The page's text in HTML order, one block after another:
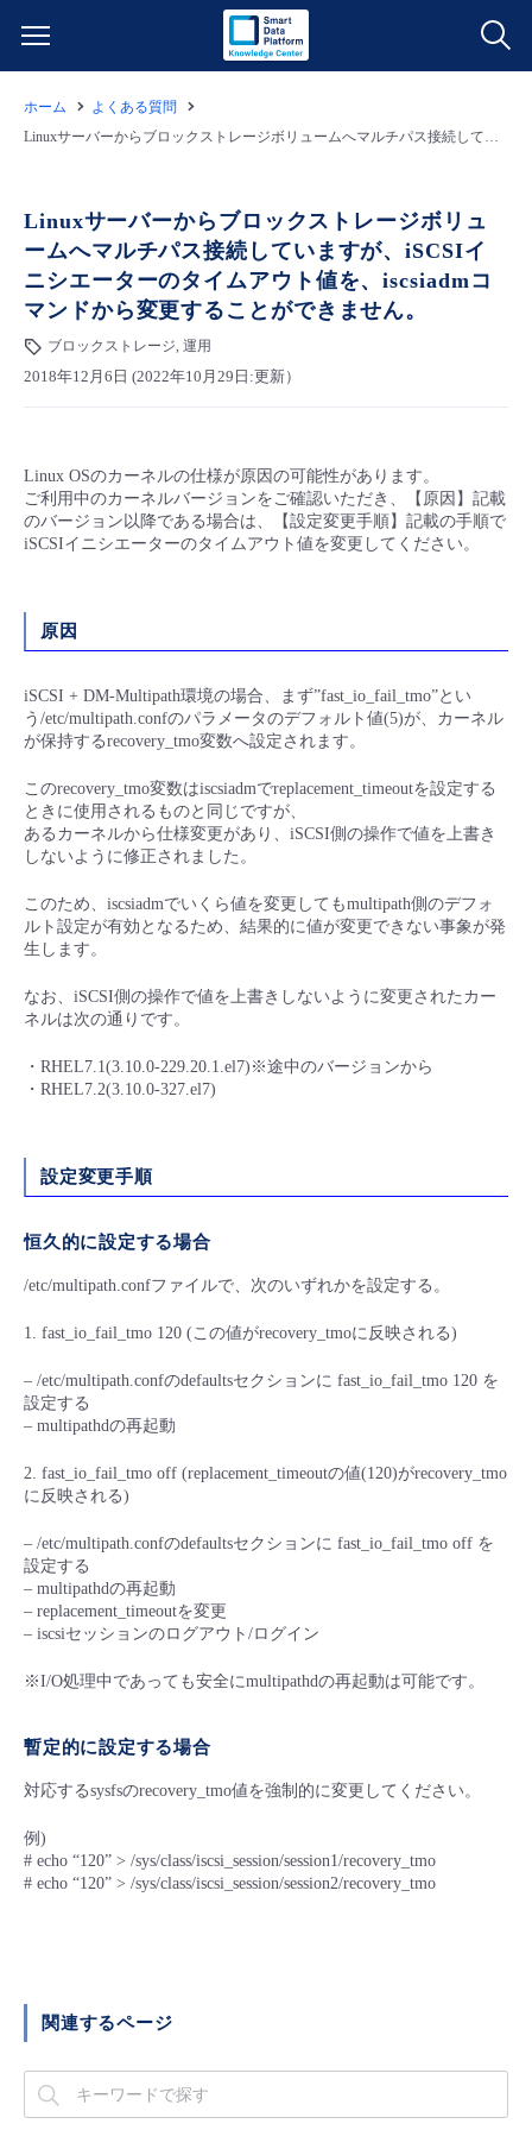
サービス一覧
クラウド/サーバー
ネットワーク
IoT
サポート
データ利活用
クラウド/サーバー
ネットワーク
モニタリング/監査
すべてのメニューを見る
料金情報
料金シミュレーター
データ利活用
ネットワーク
サポート
すべてのメニューを見る
ご利用開始ガイド
■ 管理機能
■ セットアップガイド
- ユーザー機能の管理
- 登録情報の管理
■ 基本構築ガイド
- クラウド / サーバー
- Flexible InterConnect
- Flexible Remote Access
- vUTM2
- セキュリティ・監査
- IoT
- マルチクラウド利用
- リモートワーク
- ITインフラストラクチャー
- その他
故障/メンテナンス情報
サービス稼働状況
定期メンテナンス
販売パートナー向けプログラム
協業パートナー
トレーニング/操作動画
脱炭素化
ホーム
よくある質問
Linuxサーバーからブロックストレージボリュームへマルチパス接続していますが、iSCSIイニシエーターのタイムアウト値を、iscsiadmコマンドから変更することができません。
Linuxサーバーからブロックストレージボリュ
ームへマルチパス接続していますが、iSCSIイ
ニシエーターのタイムアウト値を、iscsiadmコ
マンドから変更することができません。
ブロックストレージ, 運用
2018年12月6日 (2022年10月29日:更新）
Linux OSのカーネルの仕様が原因の可能性があります。
ご利用中のカーネルバージョンをご確認いただき、【原因】記載
のバージョン以降である場合は、【設定変更手順】記載の手順で
iSCSIイニシエーターのタイムアウト値を変更してください。
原因
iSCSI + DM-Multipath環境の場合、まず”fast_io_fail_tmo”とい
う/etc/multipath.confのパラメータのデフォルト値(5)が、カーネル
が保持するrecovery_tmo変数へ設定されます。
このrecovery_tmo変数はiscsiadmでreplacement_timeoutを設定する
ときに使用されるものと同じですが、
あるカーネルから仕様変更があり、iSCSI側の操作で値を上書き
しないように修正されました。
このため、iscsiadmでいくら値を変更してもmultipath側のデフォ
ルト設定が有効となるため、結果的に値が変更できない事象が発
生します。
なお、iSCSI側の操作で値を上書きしないように変更されたカー
ネルは次の通りです。
・RHEL7.1(3.10.0-229.20.1.el7)※途中のバージョンから
・RHEL7.2(3.10.0-327.el7)
設定変更手順
恒久的に設定する場合
/etc/multipath.confファイルで、次のいずれかを設定する。
1. fast_io_fail_tmo 120 (この値がrecovery_tmoに反映される)
– /etc/multipath.confのdefaultsセクションに fast_io_fail_tmo 120 を
設定する
– multipathdの再起動
2. fast_io_fail_tmo off (replacement_timeoutの値(120)がrecovery_tmo
に反映される)
– /etc/multipath.confのdefaultsセクションに fast_io_fail_tmo off を
設定する
– multipathdの再起動
– replacement_timeoutを変更
– iscsiセッションのログアウト/ログイン
※I/O処理中であっても安全にmultipathdの再起動は可能です。
暫定的に設定する場合
対応するsysfsのrecovery_tmo値を強制的に変更してください。
例)
# echo “120” > /sys/class/iscsi_session/session1/recovery_tmo
# echo “120” > /sys/class/iscsi_session/session2/recovery_tmo
関連するページ